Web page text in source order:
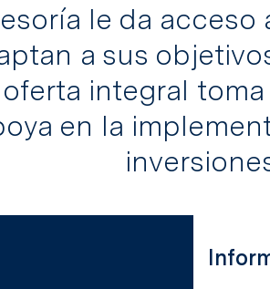
le da
a sus
integral
en la